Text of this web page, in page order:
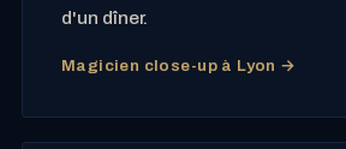
d'un dîner.
Magicien close-up à Lyon →